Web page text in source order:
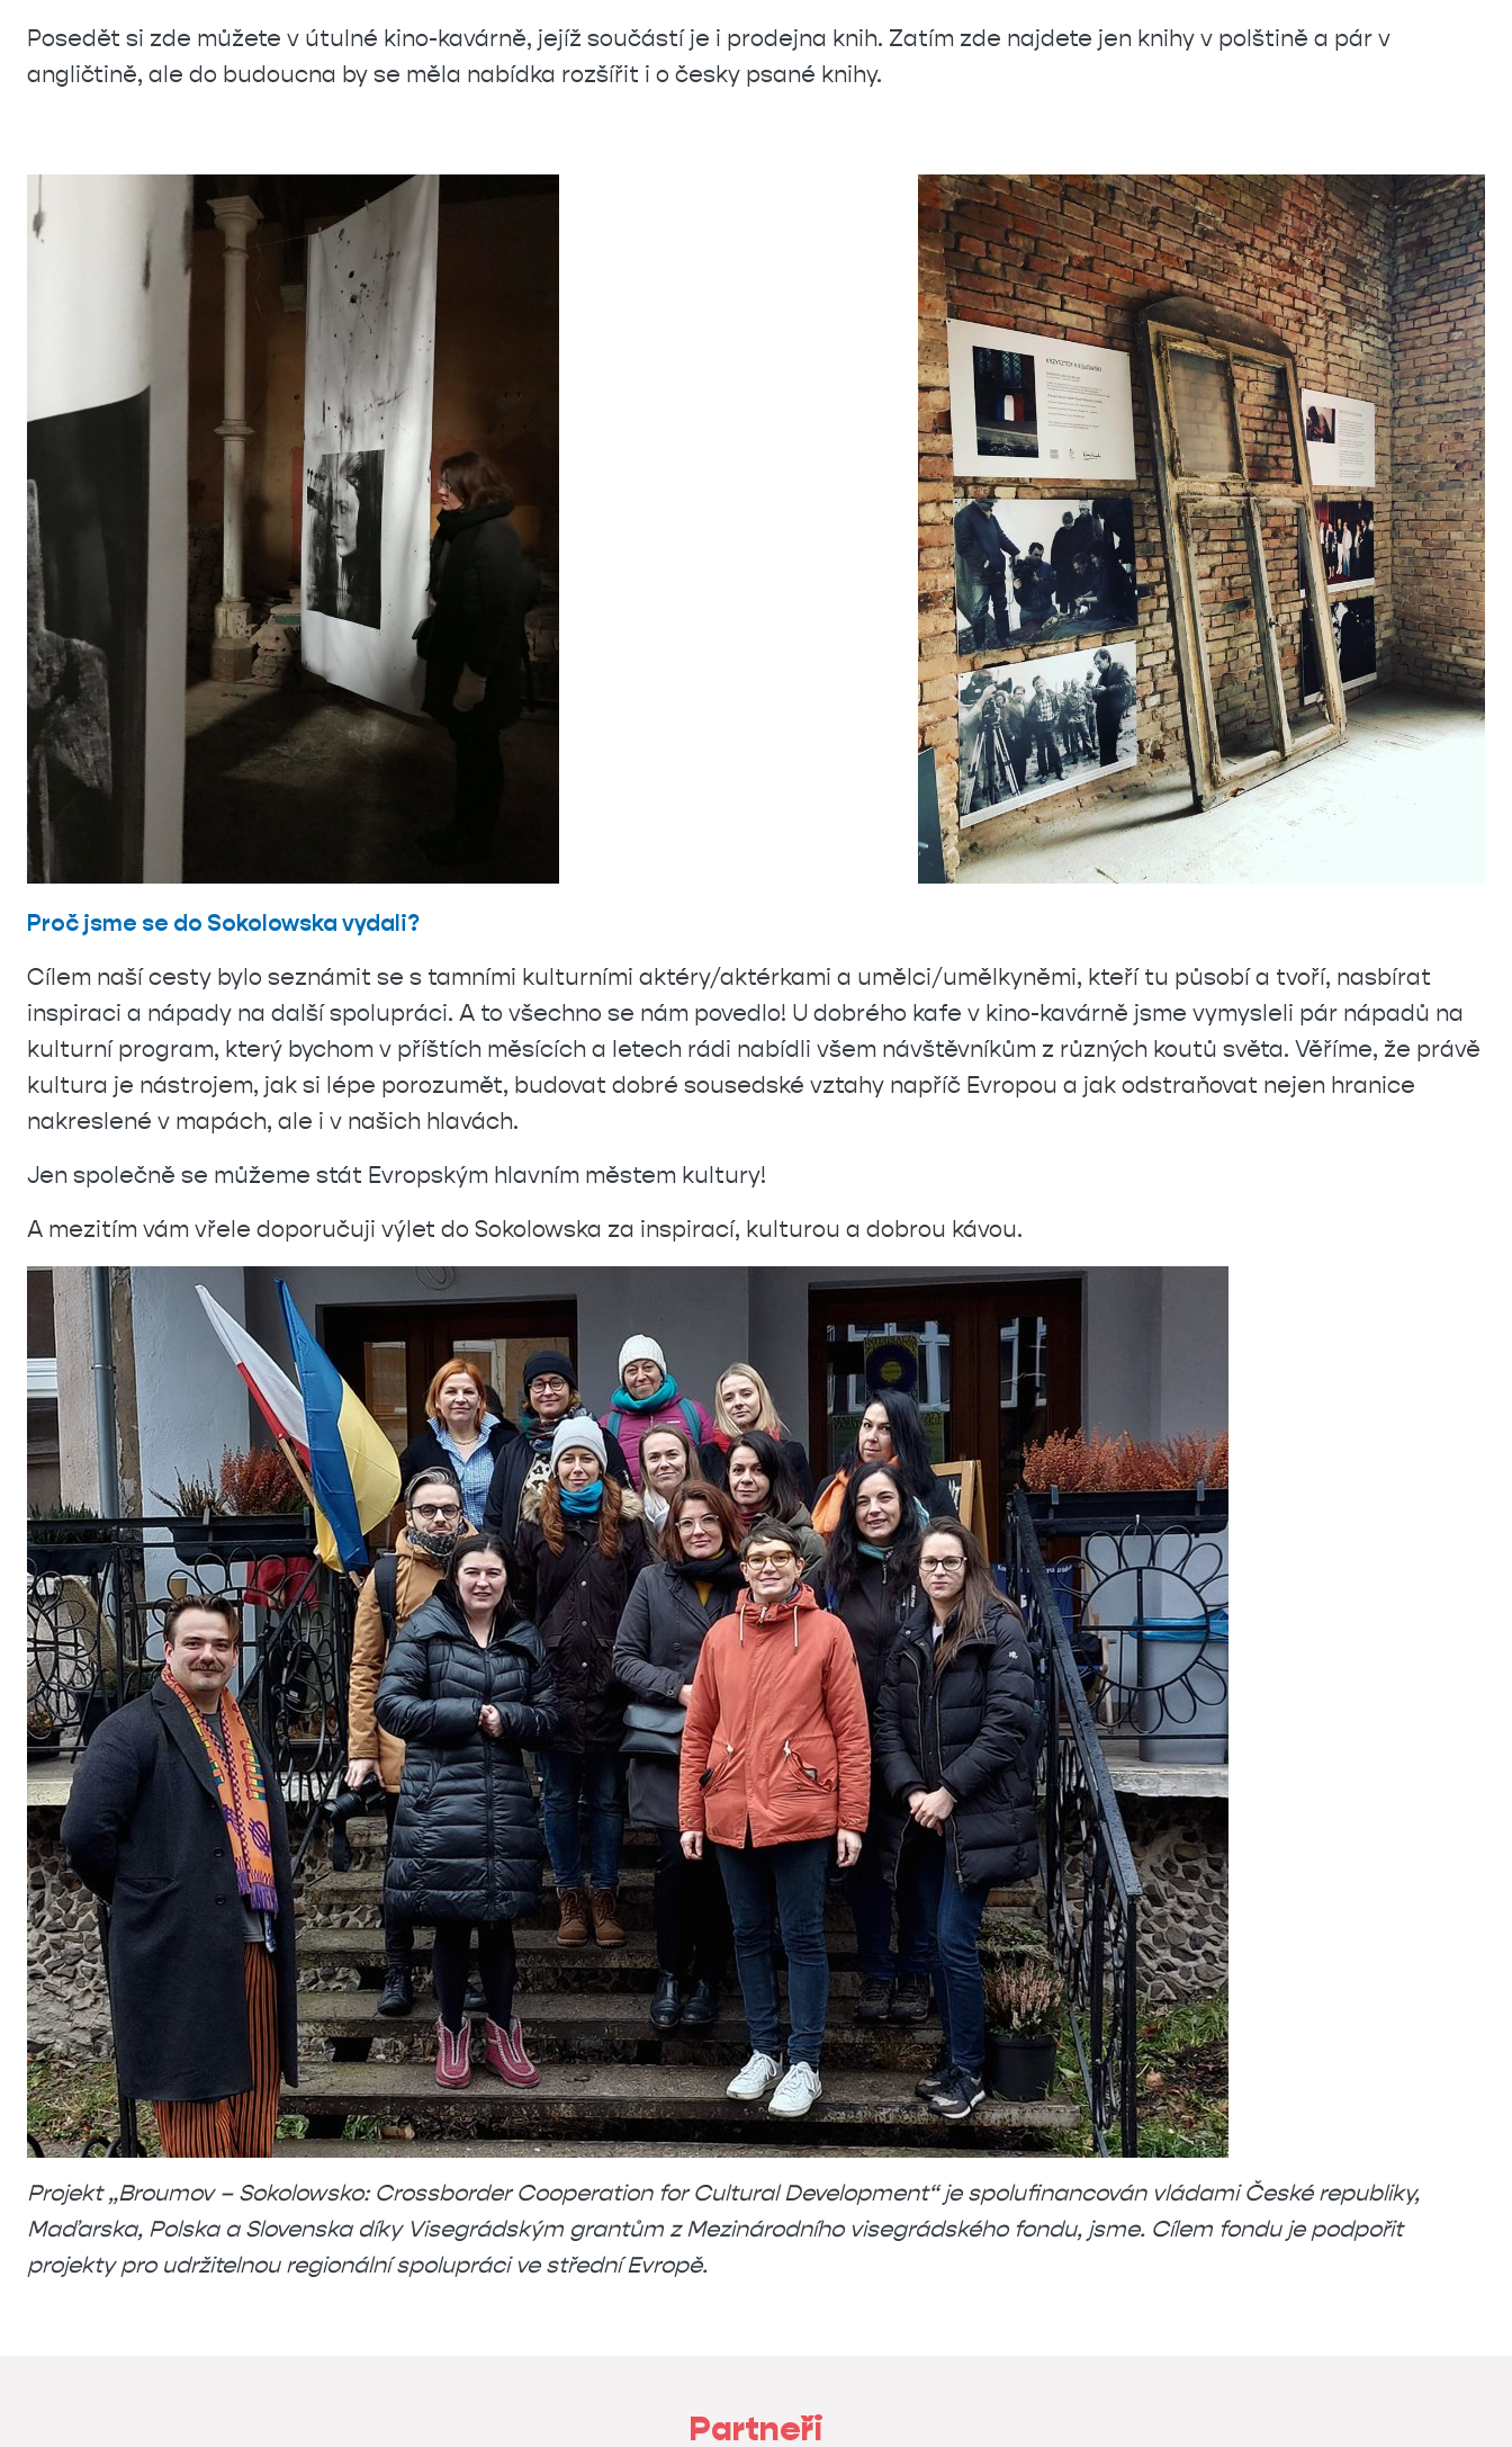
Posedět si zde můžete v útulné kino-kavárně, jejíž součástí je i prodejna knih. Zatím zde najdete jen knihy v polštině a pár v
angličtině, ale do budoucna by se měla nabídka rozšířit i o česky psané knihy.
Proč jsme se do Sokolowska vydali?
Cílem naší cesty bylo seznámit se s tamními kulturními aktéry/aktérkami a umělci/umělkyněmi, kteří tu působí a tvoří, nasbírat
inspiraci a nápady na další spolupráci. A to všechno se nám povedlo! U dobrého kafe v kino-kavárně jsme vymysleli pár nápadů na
kulturní program, který bychom v příštích měsících a letech rádi nabídli všem návštěvníkům z různých koutů světa. Věříme, že právě
kultura je nástrojem, jak si lépe porozumět, budovat dobré sousedské vztahy napříč Evropou a jak odstraňovat nejen hranice
nakreslené v mapách, ale i v našich hlavách.
Jen společně se můžeme stát Evropským hlavním městem kultury!
A mezitím vám vřele doporučuji výlet do Sokolowska za inspirací, kulturou a dobrou kávou.
Projekt„​Broumov – Sokolowsko: Crossborder Cooperation for Cultural Development“ je spolufinancován vládami České republiky,
Maďarska, Polska a Slovenska díky Visegrádským grantům z Mezinárodního visegrádského fondu, jsme. Cílem fondu je podpořit
projekty pro udržitelnou regionální spolupráci ve střední Evropě.
Partneři